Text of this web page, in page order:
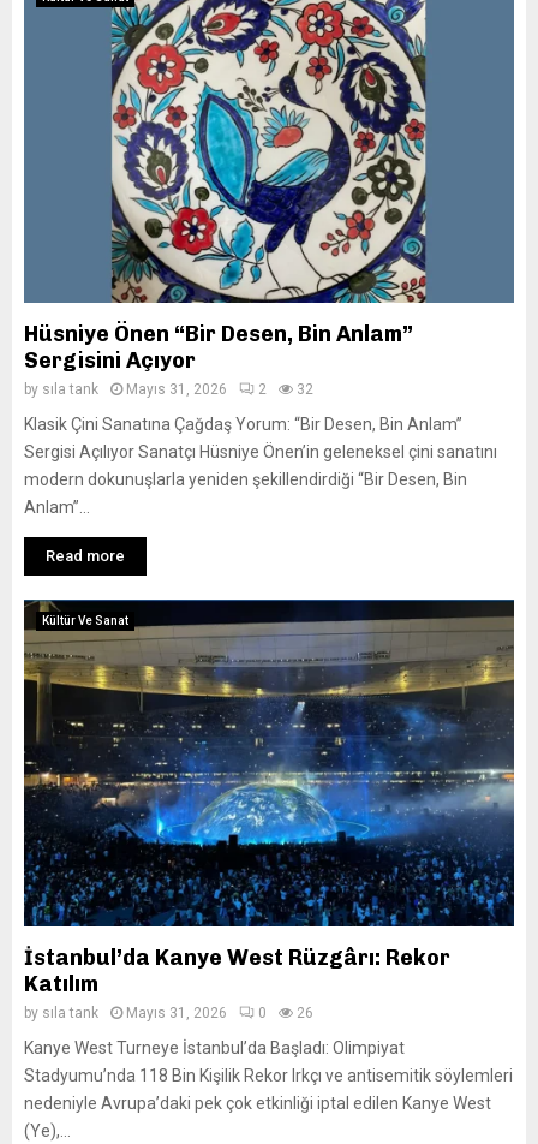
Hüsniye Önen “Bir Desen, Bin Anlam”
Sergisini Açıyor
by sıla tank Mayıs 31, 2026 2 32
Klasik Çini Sanatına Çağdaş Yorum: “Bir Desen, Bin Anlam”
Sergisi Açılıyor Sanatçı Hüsniye Önen’in geleneksel çini sanatını
modern dokunuşlarla yeniden şekillendirdiği “Bir Desen, Bin
Anlam”...
Read more
Kültür Ve Sanat
İstanbul’da Kanye West Rüzgârı: Rekor
Katılım
by sıla tank Mayıs 31, 2026 0 26
Kanye West Turneye İstanbul’da Başladı: Olimpiyat
Stadyumu’nda 118 Bin Kişilik Rekor Irkçı ve antisemitik söylemleri
nedeniyle Avrupa’daki pek çok etkinliği iptal edilen Kanye West
(Ye),...